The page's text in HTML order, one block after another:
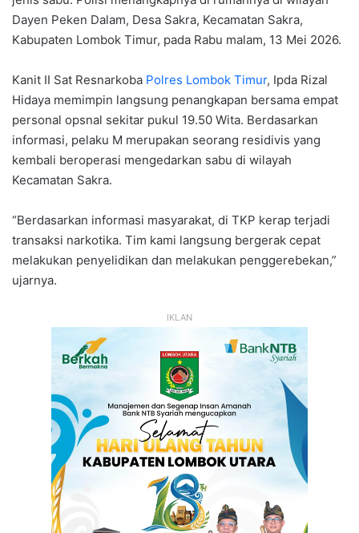
Dayen Peken Dalam, Desa Sakra, Kecamatan Sakra,
Kabupaten Lombok Timur, pada Rabu malam, 13 Mei 2026.
Kanit II Sat Resnarkoba Polres Lombok Timur, Ipda Rizal
Hidaya memimpin langsung penangkapan bersama empat
personal opsnal sekitar pukul 19.50 Wita. Berdasarkan
informasi, pelaku M merupakan seorang residivis yang
kembali beroperasi mengedarkan sabu di wilayah
Kecamatan Sakra.
“Berdasarkan informasi masyarakat, di TKP kerap terjadi
transaksi narkotika. Tim kami langsung bergerak cepat
melakukan penyelidikan dan melakukan penggerebekan,”
ujarnya.
IKLAN